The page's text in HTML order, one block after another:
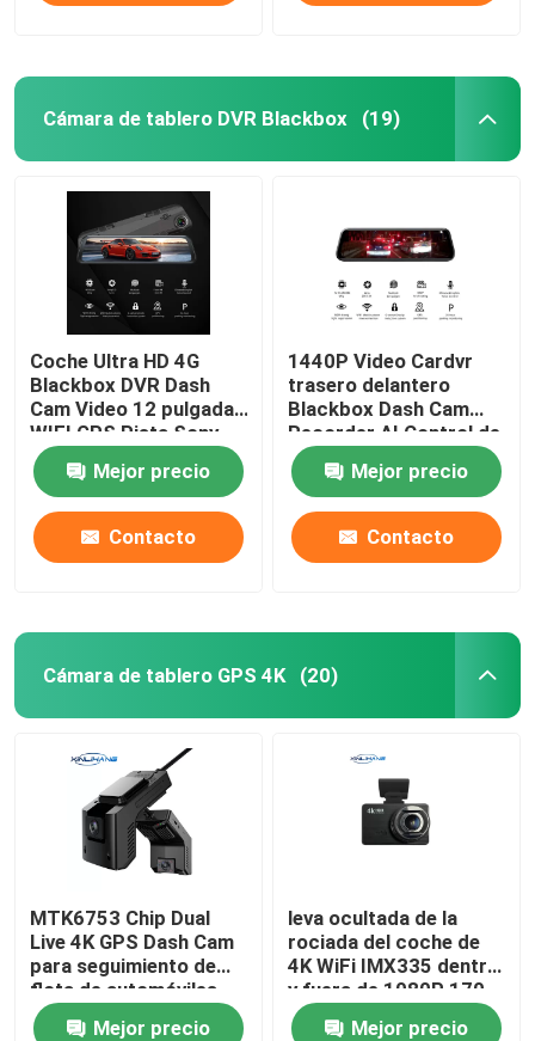
Cámara de tablero DVR Blackbox (19)
Coche Ultra HD 4G
Blackbox DVR Dash
Cam Video 12 pulgadas
WIFI GPS Pista Sony
IMX335
Mejor precio
Contacto
1440P Video Cardvr
trasero delantero
Blackbox Dash Cam
Recorder AI Control de
voz
Mejor precio
Contacto
Cámara de tablero GPS 4K (20)
MTK6753 Chip Dual
Live 4K GPS Dash Cam
para seguimiento de
flota de automóviles
estacionados
Mejor precio
leva ocultada de la
rociada del coche de
4K WiFi IMX335 dentro
y fuera de 1080P 170
grados
Mejor precio